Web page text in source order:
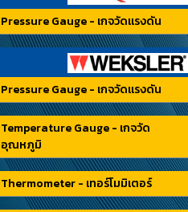
Pressure Gauge - เกจวัดแรงดัน
Pressure Gauge - เกจวัดแรงดัน
Temperature Gauge - เกจวัด
อุณหภูมิ
Thermometer - เทอร์โมมิเตอร์